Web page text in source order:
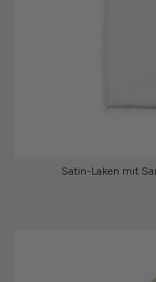
Satin-Laken mit